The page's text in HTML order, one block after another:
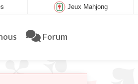
Jeux Mahjong
Forum